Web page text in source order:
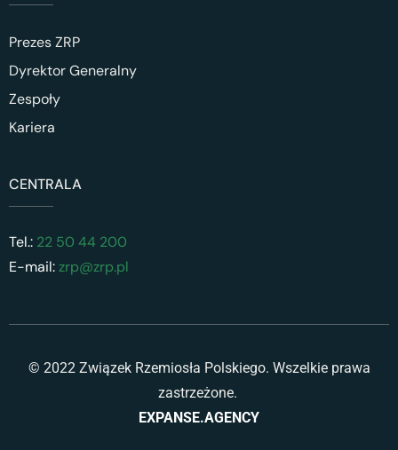
Prezes ZRP
Dyrektor Generalny
Zespoły
Kariera
CENTRALA
Tel.: 22 50 44 200
E-mail:zrp@zrp.pl
© 2022 Związek Rzemiosła Polskiego. Wszelkie prawa
zastrzeżone.
EXPANSE.AGENCY